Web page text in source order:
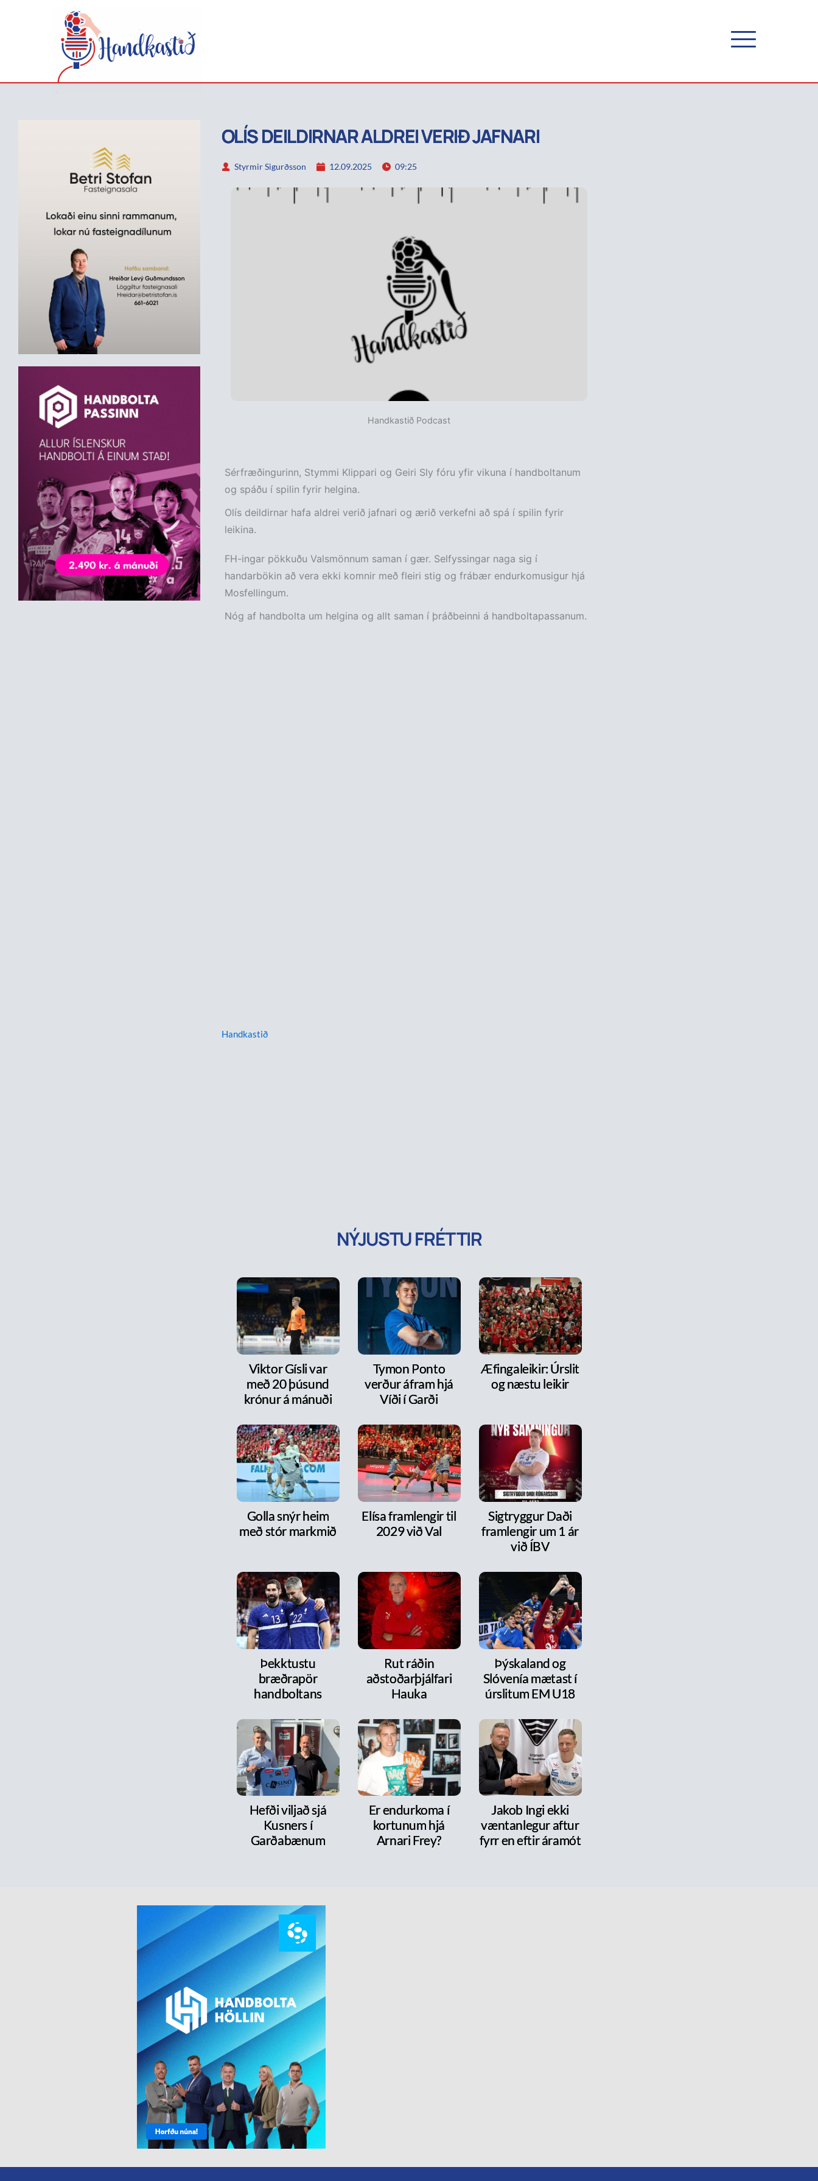
OLÍS DEILDIRNAR ALDREI VERIÐ JAFNARI
Styrmir Sigurðsson 12.09.2025 09:25
Handkastið Podcast
Sérfræðingurinn, Stymmi Klippari og Geiri Sly fóru yfir vikuna í handboltanum
og spáðu í spilin fyrir helgina.
Olís deildirnar hafa aldrei verið jafnari og ærið verkefni að spá í spilin fyrir
leikina.
FH-ingar pökkuðu Valsmönnum saman í gær. Selfyssingar naga sig í
handarbökin að vera ekki komnir með fleiri stig og frábær endurkomusigur hjá
Mosfellingum.
Nóg af handbolta um helgina og allt saman í þráðbeinni á handboltapassanum.
Handkastið
NÝJUSTU FRÉTTIR
Viktor Gísli var
með 20 þúsund
krónur á mánuði
Tymon Ponto
verður áfram hjá
Víði í Garði
Æfingaleikir: Úrslit
og næstu leikir
Golla snýr heim
með stór markmið
Elísa framlengir til
2029 við Val
Sigtryggur Daði
framlengir um 1 ár
við ÍBV
Þekktustu
bræðrapör
handboltans
Rut ráðin
aðstoðarþjálfari
Hauka
Þýskaland og
Slóvenía mætast í
úrslitum EM U18
Hefði viljað sjá
Kusners í
Garðabænum
Er endurkoma í
kortunum hjá
Arnari Frey?
Jakob Ingi ekki
væntanlegur aftur
fyrr en eftir áramót